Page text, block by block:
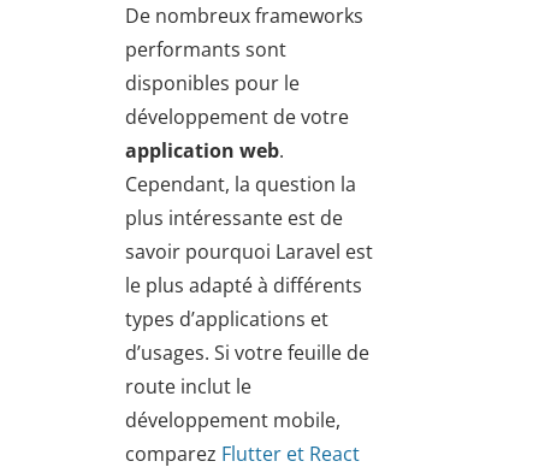
De nombreux frameworks
performants sont
disponibles pour le
développement de votre
application web.
Cependant, la question la
plus intéressante est de
savoir pourquoi Laravel est
le plus adapté à différents
types d’applications et
d’usages. Si votre feuille de
route inclut le
développement mobile,
comparez Flutter et React